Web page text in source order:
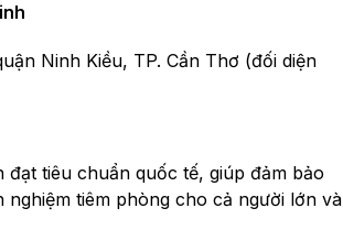
Ninh Kiều, TP. Cần Thơ (đối diện
tiêu chuẩn quốc tế, giúp đảm bảo
tiêm phòng cho cả người lớn và